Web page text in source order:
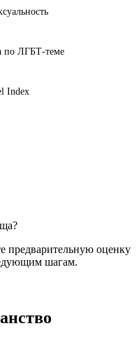
по ЛГБТ-теме
Index
предварительную оценку
шагам.